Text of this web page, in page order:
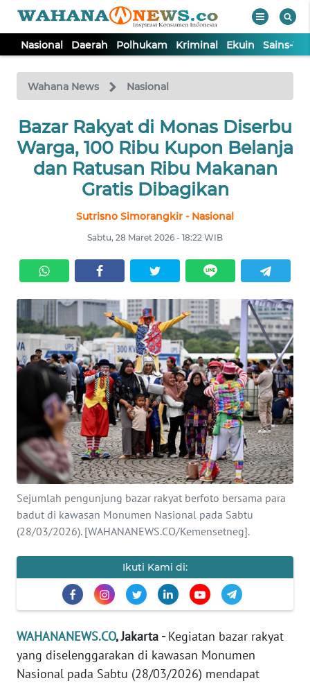
Nasional Daerah Polhukam Kriminal Ekuin Sains-
Wahana News Nasional
Bazar Rakyat di Monas Diserbu
Warga, 100 Ribu Kupon Belanja
dan Ratusan Ribu Makanan
Gratis Dibagikan
Sutrisno Simorangkir - Nasional
Sabtu, 28 Maret 2026 - 18:22 WIB
Sejumlah pengunjung bazar rakyat berfoto bersama para
badut di kawasan Monumen Nasional pada Sabtu
(28/03/2026). [WAHANANEWS.CO/Kemensetneg].
Ikuti Kami di:
WAHANANEWS.CO, Jakarta -Kegiatan bazar rakyat
yang diselenggarakan di kawasan Monumen
Nasional pada Sabtu (28/03/2026) mendapat
TV
Tutup
NASIONAL
DAERAH
EKUIN
SAINS-TEKNO
KESEHATAN
INTERNASIONAL
SERBA-SERBI
PENDIDIKAN
OLAHRAGA
EDITORIAL
INDEKS
BERITA